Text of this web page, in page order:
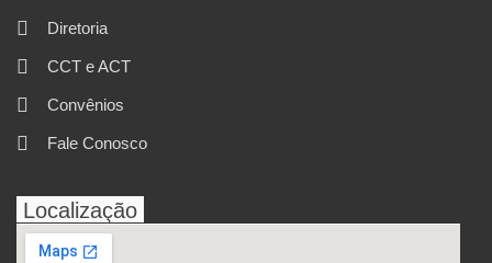
Diretoria
CCT e ACT
Convênios
Fale Conosco
Localização